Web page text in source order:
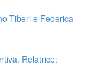
Tiberi e Federica
Relatrice: